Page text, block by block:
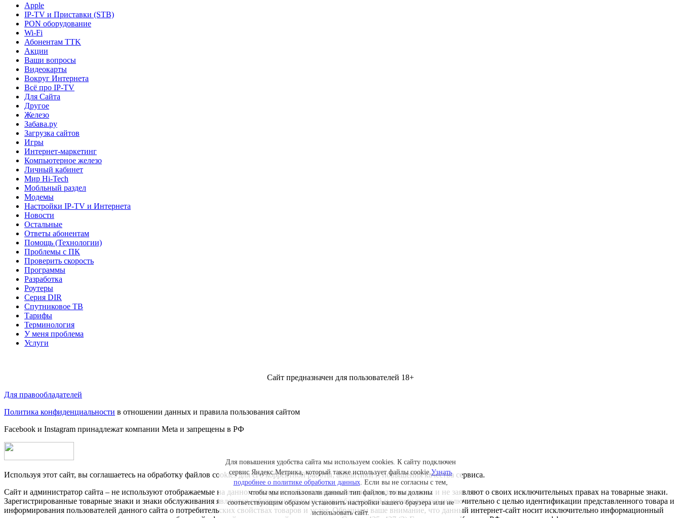
Apple
IP-TV и Приставки (STB)
PON оборудование
Wi-Fi
Абонентам TTK
Акции
Ваши вопросы
Видеокарты
Вокруг Интернета
Всё про IP-TV
Для Сайта
Другое
Железо
Забава.ру
Загрузка сайтов
Игры
Интернет-маркетинг
Компьютерное железо
Личный кабинет
Мир Hi-Tech
Мобльный раздел
Модемы
Настройки IP-TV и Интернета
Новости
Остальные
Ответы абонентам
Помощь (Технологии)
Проблемы с ПК
Проверить скорость
Программы
Разработка
Роутеры
Серия DIR
Спутниковое ТВ
Тарифы
Терминология
У меня проблема
Услуги
Сайт предназначен для пользователей 18+
Для правообладателей
Политика конфиденциальности в отношении данных и правила пользования сайтом
Facebook и Instagram принадлежат компании Metа и запрещены в РФ
Используя этот сайт, вы соглашаетесь на обработку файлов cookies для его корректной работы, аналитики и повышения качества сервиса.
Сайт и администратор сайта – не используют отображаемые на данном интернет-сайте товарные знаки в рекламных целях и не заявляют о своих исключительных правах на товарные знаки.
Зарегистрированные товарные знаки и знаки обслуживания являются собственностью их правообладателей и используются исключительно с целью идентификации представленного товара и
информирования пользователей данного сайта о потребительских свойствах товаров и услуг. Обращаем ваше внимание, что данный интернет-сайт носит исключительно информационный
Для повышения удобства сайта мы используем cookies. К сайту подключен
сервис Яндекс.Метрика, который также использует файлы cookie.Узнать
подробнее о политике обработки данных. Если вы не согласны с тем,
чтобы мы использовали данный тип файлов, то вы должны
соответствующим образом установить настройки вашего браузера или не
использовать сайт.